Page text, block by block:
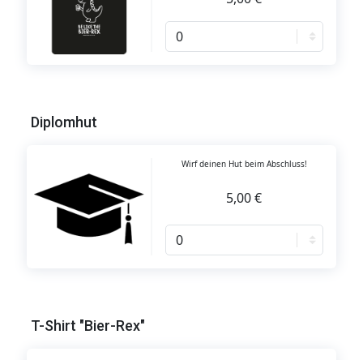
Diplomhut
Wirf deinen Hut beim Abschluss!
5,00 €
T-Shirt "Bier-Rex"